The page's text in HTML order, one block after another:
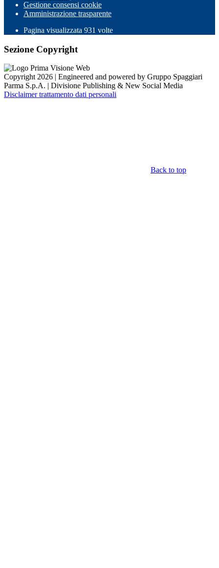
Gestione consensi cookie
Amministrazione trasparente
Pagina visualizzata 931 volte
Sezione Copyright
Copyright 2026 | Engineered and powered by Gruppo Spaggiari
Parma S.p.A. | Divisione Publishing & New Social Media
Disclaimer trattamento dati personali
Back to top